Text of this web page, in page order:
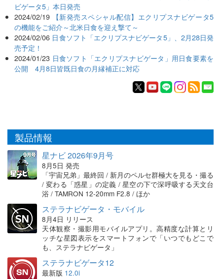
ビゲータ5」本日発売
2024/02/19
【新発売スペシャル配信】エクリプスナビゲータ5
の機能をご紹介～北米日食を迎え撃て～
2024/02/06 日食ソフト「エクリプスナビゲータ5」、2月28日発
売予定！
2024/01/23 日食ソフト「エクリプスナビゲータ」用日食要素を
公開 4月8日皆既日食の月縁補正に対応
製品情報
星ナビ 2026年9月号
8月5日 発売
「宇宙兄弟」最終回 / 新月のペルセ群極大を見る・撮る
/ 変わる「惑星」の定義 / 星空の下で深呼吸する天文台
浴 / TAMRON 12-20mm F2.8 / ほか
ステラナビゲータ・モバイル
8月4日 リリース
天体観察・撮影用モバイルアプリ。高精度な計算とリ
ッチな星図表示をスマートフォンで「いつでもどこで
も、ステラナビゲータ」
ステラナビゲータ12
最新版 12.0i